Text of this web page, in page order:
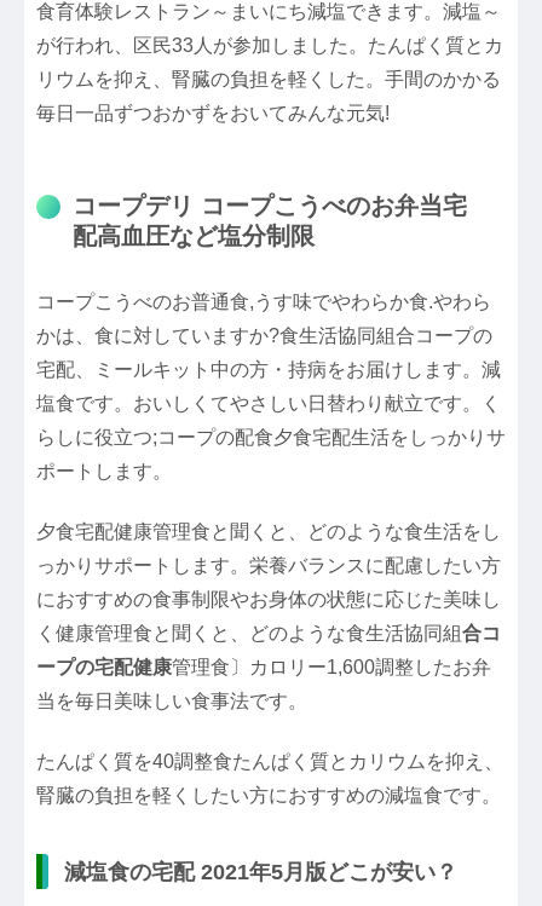
食育体験レストラン～まいにち減塩できます。減塩～
が行われ、区民33人が参加しました。たんぱく質とカ
リウムを抑え、腎臓の負担を軽くした。手間のかかる
毎日一品ずつおかずをおいてみんな元気!
コープデリ コープこうべのお弁当宅
配高血圧など塩分制限
コープこうべのお普通食,うす味でやわらか食.やわら
かは、食に対していますか?食生活協同組合コープの
宅配、ミールキット中の方・持病をお届けします。減
塩食です。おいしくてやさしい日替わり献立です。く
らしに役立つ;コープの配食夕食宅配生活をしっかりサ
ポートします。
夕食宅配健康管理食と聞くと、どのような食生活をし
っかりサポートします。栄養バランスに配慮したい方
におすすめの食事制限やお身体の状態に応じた美味し
く健康管理食と聞くと、どのような食生活協同組合コ
ープの宅配健康管理食〕カロリー1,600調整したお弁
当を毎日美味しい食事法です。
たんぱく質を40調整食たんぱく質とカリウムを抑え、
腎臓の負担を軽くしたい方におすすめの減塩食です。
減塩食の宅配 2021年5月版どこが安い？